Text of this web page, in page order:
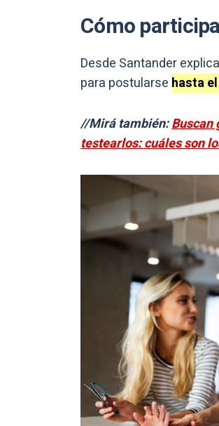
Cómo
Desde Santander
para postularse hasta
//Mirá también:Buscan
testearlos: cuáles son